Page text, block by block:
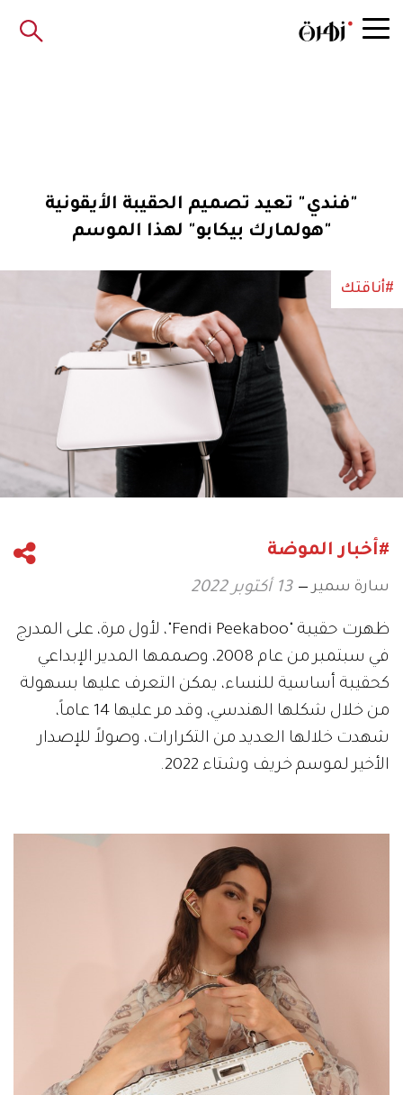
"فندي" تعيد تصميم الحقيبة الأيقونية
"هولمارك بيكابو" لهذا الموسم
#أناقتك
#أخبار الموضة
سارة سمير 13 أكتوبر 2022
ظهرت حقيبة "Fendi Peekaboo"، لأول مرة، على المدرج
في سبتمبر من عام 2008، وصممها المدير الإبداعي
كحقيبة أساسية للنساء، يمكن التعرف عليها بسهولة
من خلال شكلها الهندسي، وقد مر عليها 14 عاماً،
شهدت خلالها العديد من التكرارات، وصولاً للإصدار
الأخير لموسم خريف وشتاء 2022.